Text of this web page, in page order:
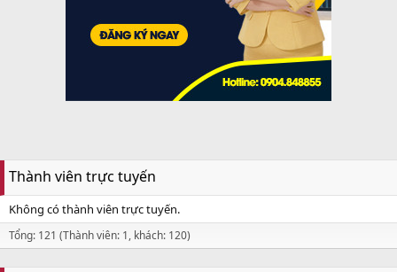
Thành viên trực tuyến
Không có thành viên trực tuyến.
Tổng: 121 (Thành viên: 1, khách: 120)